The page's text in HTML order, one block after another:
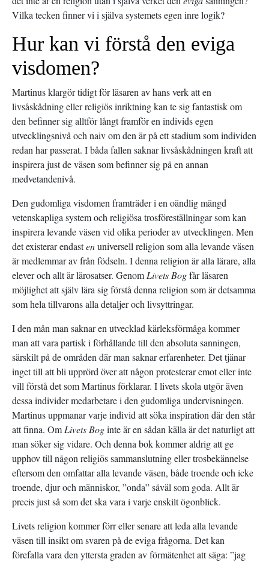
Vilka tecken finner vi i själva systemets egen inre logik?
Hur kan vi förstå den eviga
visdomen?
Martinus klargör tidigt för läsaren av hans verk att en
livsåskådning eller religiös inriktning kan te sig fantastisk om
den befinner sig alltför långt framför en individs egen
utvecklingsnivå och naiv om den är på ett stadium som individen
redan har passerat. I båda fallen saknar livsåskådningen kraft att
inspirera just de väsen som befinner sig på en annan
medvetandenivå.
Den gudomliga visdomen framträder i en oändlig mängd
vetenskapliga system och religiösa trosföreställningar som kan
inspirera levande väsen vid olika perioder av utvecklingen. Men
det existerar endastenuniversell religion som alla levande väsen
är medlemmar av från födseln. I denna religion är alla lärare, alla
elever och allt är lärosatser. Genom Livets Bogfår läsaren
möjlighet att själv lära sig förstå denna religion som är detsamma
som hela tillvarons alla detaljer och livsyttringar.
I den mån man saknar en utvecklad kärleksförmåga kommer
man att vara partisk i förhållande till den absoluta sanningen,
särskilt på de områden där man saknar erfarenheter. Det tjänar
inget till att bli upprörd över att någon protesterar emot eller inte
vill förstå det som Martinus förklarar. I livets skola utgör även
dessa individer medarbetare i den gudomliga undervisningen.
Martinus uppmanar varje individ att söka inspiration där den står
att finna. Om Livets Boginte är en sådan källa är det naturligt att
man söker sig vidare. Och denna bok kommer aldrig att ge
upphov till någon religiös sammanslutning eller trosbekännelse
eftersom den omfattar alla levande väsen, både troende och icke
troende, djur och människor, ”onda” såväl som goda. Allt är
precis just så som det ska vara i varje enskilt ögonblick.
Livets religion kommer förr eller senare att leda alla levande
väsen till insikt om svaren på de eviga frågorna. Det kan
förefalla vara den yttersta graden av förmätenhet att säga: ”jag